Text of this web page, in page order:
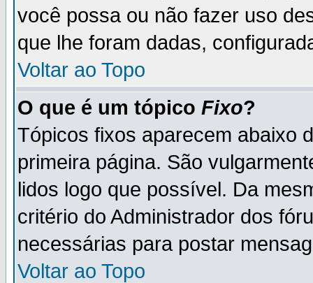
você possa ou não fazer uso
que lhe foram dadas,
Voltar ao Topo
O que é um tópico Fixo?
Tópicos fixos aparecem abaixo
primeira página. São
lidos logo que possível. Da
critério do Administrador dos
necessárias para postar
Voltar ao Topo